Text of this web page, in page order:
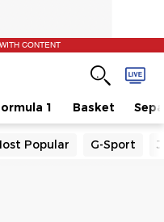
CONTENT
1 Basket
Popular G-Sport